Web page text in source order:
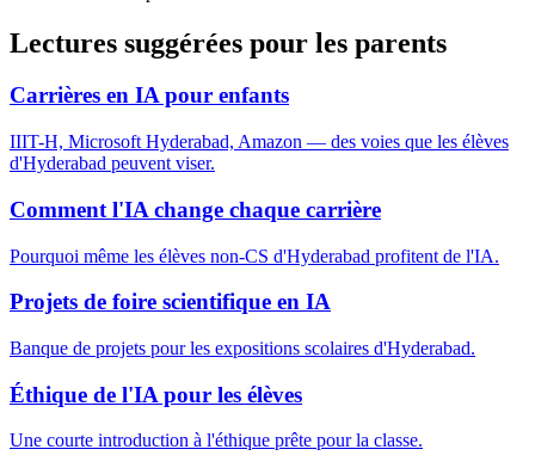
Lectures suggérées pour les parents
Carrières en IA pour enfants
IIIT-H, Microsoft Hyderabad, Amazon — des voies que les élèves
d'Hyderabad peuvent viser.
Comment l'IA change chaque carrière
Pourquoi même les élèves non-CS d'Hyderabad profitent de l'IA.
Projets de foire scientifique en IA
Banque de projets pour les expositions scolaires d'Hyderabad.
Éthique de l'IA pour les élèves
Une courte introduction à l'éthique prête pour la classe.